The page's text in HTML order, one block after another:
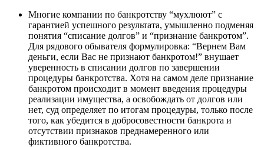
Многие компании по банкротству “мухлюют” с
гарантией успешного результата, умышленно подменяя
понятия “списание долгов” и “признание банкротом”.
Для рядового обывателя формулировка: “Вернем Вам
деньги, если Вас не признают банкротом!” внушает
уверенность в списании долгов по завершении
процедуры банкротства. Хотя на самом деле признание
банкротом происходит в момент введения процедуры
реализации имущества, а освобождать от долгов или
нет, суд определяет по итогам процедуры, только после
того, как убедится в добросовестности банкрота и
отсутствии признаков преднамеренного или
фиктивного банкротства.